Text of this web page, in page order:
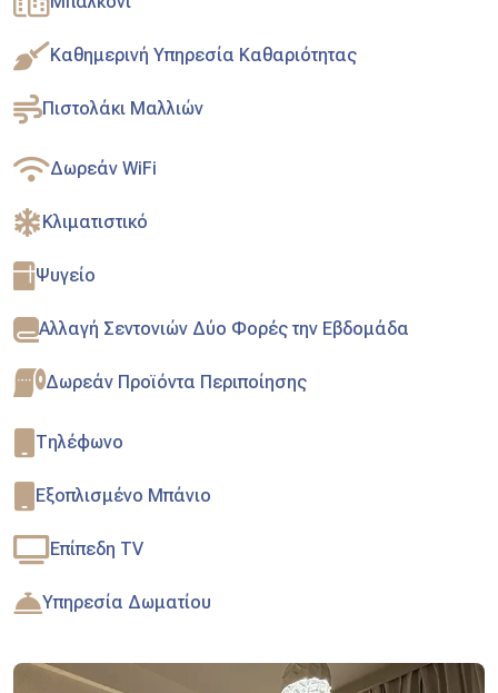
Καθημερινή Υπηρεσία Καθαριότητας
Πιστολάκι Μαλλιών
Δωρεάν WiFi
Κλιματιστικό
Ψυγείο
Αλλαγή Σεντονιών Δύο Φορές την Εβδομάδα
Δωρεάν Προϊόντα Περιποίησης
Τηλέφωνο
Εξοπλισμένο Μπάνιο
Επίπεδη TV
Υπηρεσία Δωματίου